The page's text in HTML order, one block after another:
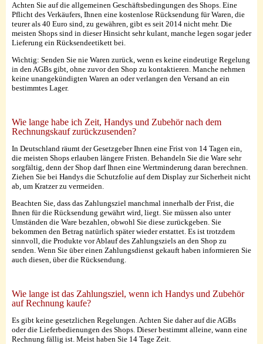
Achten Sie auf die allgemeinen Geschäftsbedingungen des Shops. Eine
Pflicht des Verkäufers, Ihnen eine kostenlose Rücksendung für Waren, die
teurer als 40 Euro sind, zu gewähren, gibt es seit 2014 nicht mehr. Die
meisten Shops sind in dieser Hinsicht sehr kulant, manche legen sogar jeder
Lieferung ein Rücksendeetikett bei.
Wichtig: Senden Sie nie Waren zurück, wenn es keine eindeutige Regelung
in den AGBs gibt, ohne zuvor den Shop zu kontaktieren. Manche nehmen
keine unangekündigten Waren an oder verlangen den Versand an ein
bestimmtes Lager.
Wie lange habe ich Zeit, Handys und Zubehör nach dem
Rechnungskauf zurückzusenden?
In Deutschland räumt der Gesetzgeber Ihnen eine Frist von 14 Tagen ein,
die meisten Shops erlauben längere Fristen. Behandeln Sie die Ware sehr
sorgfältig, denn der Shop darf Ihnen eine Wertminderung daran berechnen.
Ziehen Sie bei Handys die Schutzfolie auf dem Display zur Sicherheit nicht
ab, um Kratzer zu vermeiden.
Beachten Sie, dass das Zahlungsziel manchmal innerhalb der Frist, die
Ihnen für die Rücksendung gewährt wird, liegt. Sie müssen also unter
Umständen die Ware bezahlen, obwohl Sie diese zurückgeben. Sie
bekommen den Betrag natürlich später wieder erstattet. Es ist trotzdem
sinnvoll, die Produkte vor Ablauf des Zahlungsziels an den Shop zu
senden. Wenn Sie über einen Zahlungsdienst gekauft haben informieren Sie
auch diesen, über die Rücksendung.
Wie lange ist das Zahlungsziel, wenn ich Handys und Zubehör
auf Rechnung kaufe?
Es gibt keine gesetzlichen Regelungen. Achten Sie daher auf die AGBs
oder die Lieferbedienungen des Shops. Dieser bestimmt alleine, wann eine
Rechnung fällig ist. Meist haben Sie 14 Tage Zeit.